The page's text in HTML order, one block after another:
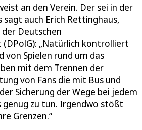
an den Verein. Der sei in der
auch Erich Rettinghaus,
Deutschen
(DPolG): „Natürlich kontrolliert
von Spielen rund um das
mit dem Trennen der
von Fans die mit Bus und
Sicherung der Wege bei jedem
genug zu tun. Irgendwo stößt
Grenzen.“